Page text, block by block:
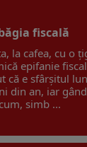
fiscală
la cafea, cu o
epifanie
că e sfârșitul
din an, iar
simb ...